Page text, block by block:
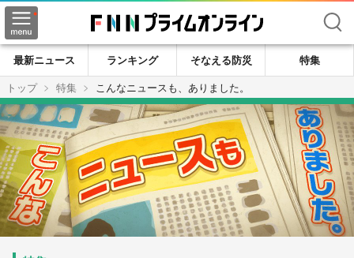
検索
最新ニュース ランキング そなえる防災
特集
トップ
特集 こんなニュースも、ありました。